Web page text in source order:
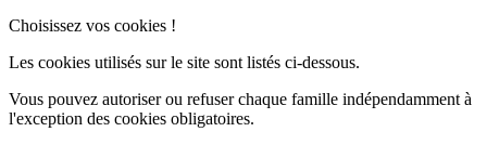
Choisissez vos cookies !
Les cookies utilisés sur le site sont listés ci-dessous.
Vous pouvez autoriser ou refuser chaque famille indépendamment à
l'exception des cookies obligatoires.